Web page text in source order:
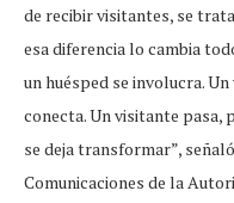
de recibir visitantes, se
esa diferencia lo cambia
un huésped se involucra.
conecta. Un visitante pasa,
se deja transformar”,
Comunicaciones de la